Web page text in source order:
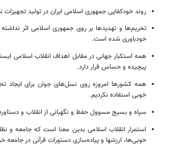
روند خودکفایی جمهوری اسلامی ایران در تولید
تحریم‌ها و تهدیدها بر روی جمهوری اسلامی اثر
خودباوری شده است.
همه استکبار جهانی در مقابل اهداف انقلاب اسلامی
پیچیده و حساس قرار دارد.
همه کشورها امروزه روی نسل‌های جوان برای ایجاد
خوبی استفاده نکردیم.
سپاه و بسیج مسوول حفظ و نگهبانی از انقلاب و
استمرار انقلاب اسلامی بدین معنا است که جامعه
خوبی‌ها، ارز‌شها و پیاده‌سازی دستورات قرآنی در